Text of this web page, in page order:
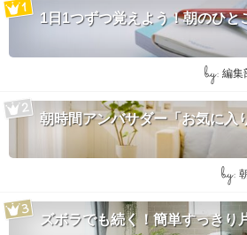
1日1つずつ覚えよう！朝のひと
by: 編集
朝時間アンバサダー「お気に入
by:
ズボラでも続く！簡単すっきり